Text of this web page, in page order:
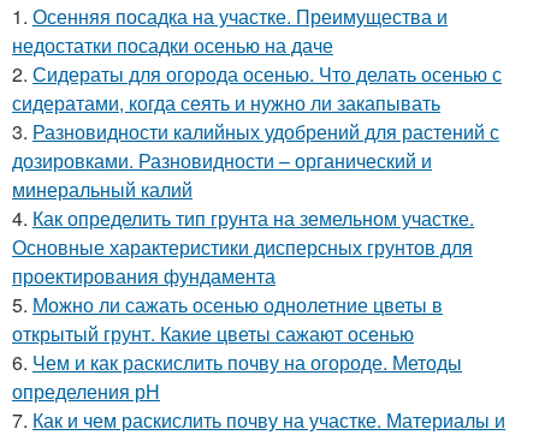
1. Осенняя посадка на участке. Преимущества и
недостатки посадки осенью на даче
2. Сидераты для огорода осенью. Что делать осенью с
сидератами, когда сеять и нужно ли закапывать
3. Разновидности калийных удобрений для растений с
дозировками. Разновидности – органический и
минеральный калий
4. Как определить тип грунта на земельном участке.
Основные характеристики дисперсных грунтов для
проектирования фундамента
5. Можно ли сажать осенью однолетние цветы в
открытый грунт. Какие цветы сажают осенью
6. Чем и как раскислить почву на огороде. Методы
определения рН
7. Как и чем раскислить почву на участке. Материалы и